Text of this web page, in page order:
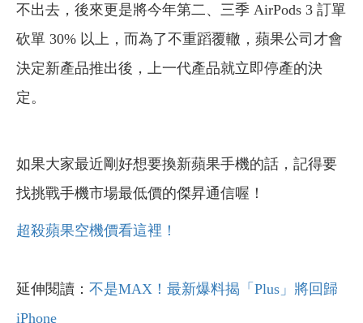
不出去，後來更是將今年第二、三季 AirPods 3 訂單
砍單 30% 以上，而為了不重蹈覆轍，蘋果公司才會
決定新產品推出後，上一代產品就立即停產的決
定。
如果大家最近剛好想要換新蘋果手機的話，記得要
找挑戰手機市場最低價的傑昇通信喔！
超殺蘋果空機價看這裡！
延伸閱讀： 不是MAX！最新爆料揭「Plus」將回歸
iPhone